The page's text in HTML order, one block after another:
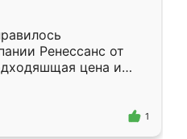
Ренессанс от
цена и
Приехавший
Владислав
самый
1